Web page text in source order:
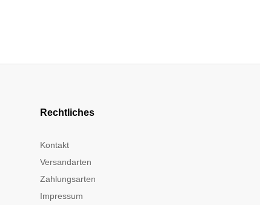
Rechtliches
Kontakt
Versandarten
Zahlungsarten
Impressum